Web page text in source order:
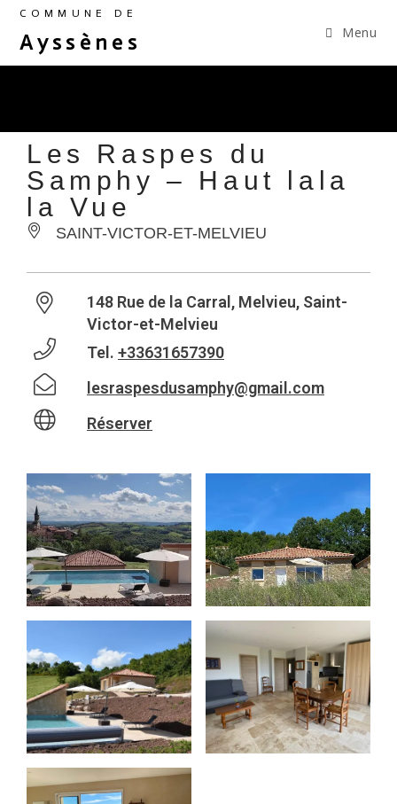
COMMUNE DE
Ayssènes Menu
Les Raspes du
Samphy – Haut lala
la Vue
SAINT-VICTOR-ET-MELVIEU
148 Rue de la Carral, Melvieu, Saint-
Victor-et-Melvieu
Tel. +33631657390
lesraspesdusamphy@gmail.com
Réserver